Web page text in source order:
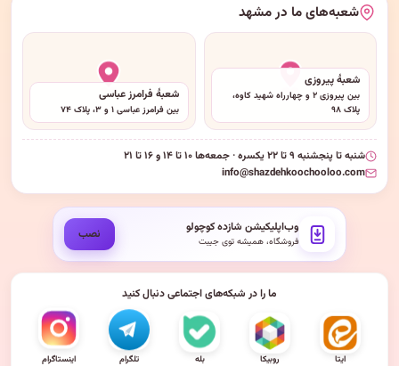
شعبه‌های ما در مشهد
شعبهٔ پیروزی
بین پیروزی ۲ و چهارراه شهید کاوه،
پلاک ۹۸
شعبهٔ فرامرز عباسی
بین فرامرز عباسی ۱ و ۳، پلاک ۷۴
شنبه تا پنجشنبه ۹ تا ۲۲ یکسره · جمعه‌ها ۱۰ تا ۱۴ و ۱۶ تا ۲۱
info@shazdehkoochooloo.com
وب‌اپلیکیشن شازده کوچولو
فروشگاه، همیشه توی جیبت نصب
ما را در شبکه‌های اجتماعی دنبال کنید
ایتا روبیکا بله تلگرام اینستاگرام